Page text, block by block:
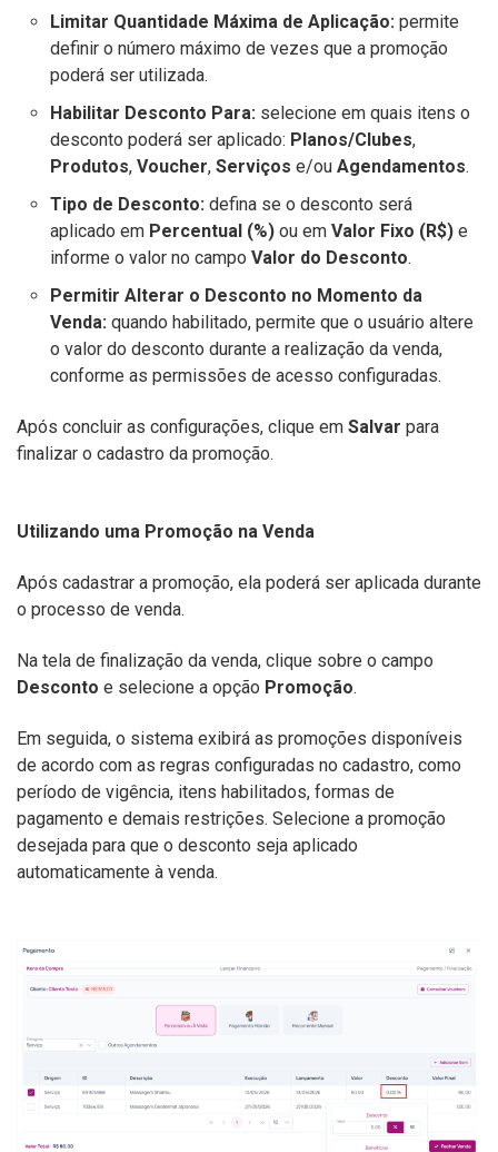
Limitar Quantidade Máxima de Aplicação: permite
definir o número máximo de vezes que a promoção
poderá ser utilizada.
Habilitar Desconto Para: selecione em quais itens o
desconto poderá ser aplicado: Planos/Clubes,
Produtos, Voucher, Serviços e/ou Agendamentos.
Tipo de Desconto: defina se o desconto será
aplicado em Percentual (%) ou em Valor Fixo (R$) e
informe o valor no campo Valor do Desconto.
Permitir Alterar o Desconto no Momento da
Venda: quando habilitado, permite que o usuário altere
o valor do desconto durante a realização da venda,
conforme as permissões de acesso configuradas.
Após concluir as configurações, clique em Salvar para
finalizar o cadastro da promoção.
Utilizando uma Promoção na Venda
Após cadastrar a promoção, ela poderá ser aplicada durante
o processo de venda.
Na tela de finalização da venda, clique sobre o campo
Desconto e selecione a opção Promoção.
Em seguida, o sistema exibirá as promoções disponíveis
de acordo com as regras configuradas no cadastro, como
período de vigência, itens habilitados, formas de
pagamento e demais restrições. Selecione a promoção
desejada para que o desconto seja aplicado
automaticamente à venda.